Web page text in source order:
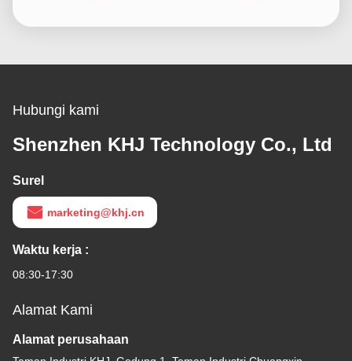
Hubungi kami
Shenzhen KHJ Technology Co., Ltd
Surel
marketing@khj.cn
Waktu kerja :
08:30-17:30
Alamat Kami
Alamat perusahaan